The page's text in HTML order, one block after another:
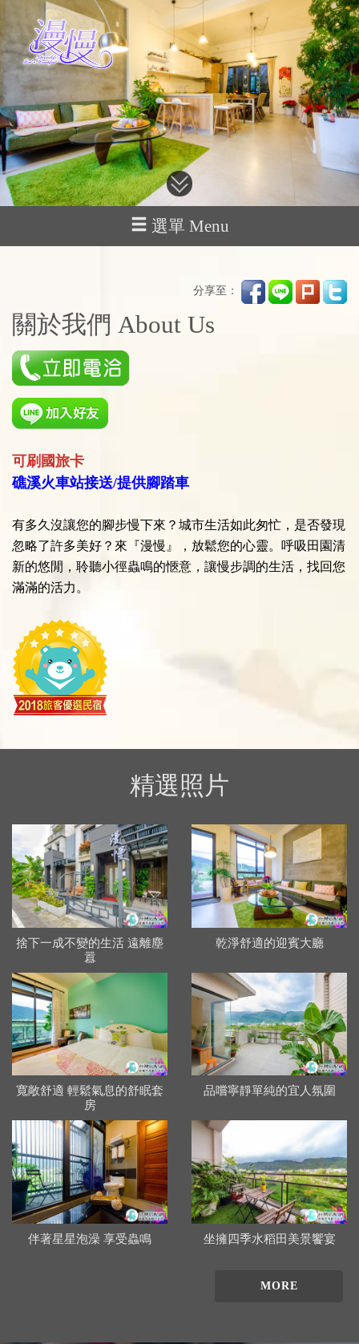
選單 Menu
分享至：
關於我們 About Us
可刷國旅卡
礁溪火車站接送/提供腳踏車
有多久沒讓您的腳步慢下來？城市生活如此匆忙，是否發現
忽略了許多美好？來『漫慢』，放鬆您的心靈。呼吸田園清
新的悠閒，聆聽小徑蟲鳴的愜意，讓慢步調的生活，找回您
滿滿的活力。
精選照片
捨下一成不變的生活 遠離塵
囂
乾淨舒適的迎賓大廳
寬敞舒適 輕鬆氣息的舒眠套
房
品嚐寧靜單純的宜人氛圍
伴著星星泡澡 享受蟲鳴 坐擁四季水稻田美景饗宴
MORE